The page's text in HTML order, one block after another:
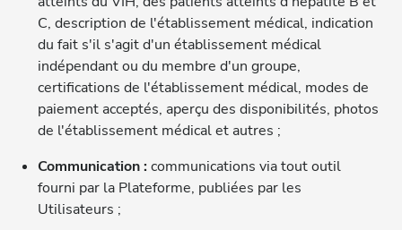
C, description de l'établissement médical, indication
du fait s'il s'agit d'un établissement médical
indépendant ou du membre d'un groupe,
certifications de l'établissement médical, modes de
paiement acceptés, aperçu des disponibilités, photos
de l'établissement médical et autres ;
Communication : communications via tout outil
fourni par la Plateforme, publiées par les
Utilisateurs ;